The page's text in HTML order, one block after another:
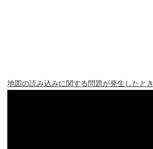
地図の読み込みに関する問題が発生したとき